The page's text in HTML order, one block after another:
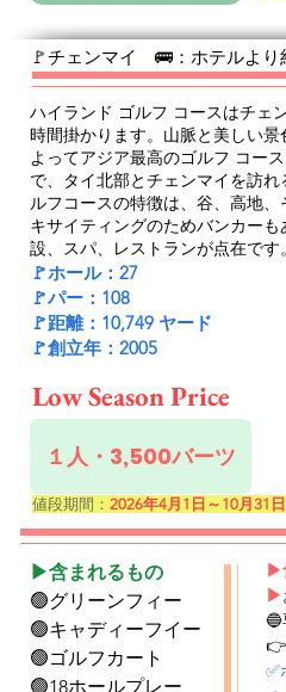
​🚩チェンマイ 🚌：ホテルより
ハイランド ゴルフ コースはチェ
時間掛かります。 山脈と美しい
よってアジア最高のゴルフ コー
で、タイ北部とチェンマイを訪
ルフコースの特徴は、谷、高地、
キサイティングのためバンカーも
設、スパ、レストランが点在で
🚩ホール：27
🚩パー：108
🚩距離：10,749 ヤード
🚩創立年：2005
Low Season Price
１人・3,500バーツ
値段期間： 2026年4月1日～10月31
▶含まれるもの
🟢グリーンフィー
🟢キャディーフイー
🟢ゴルフカート
🟢18ホールプレー
▶
▶
🔵
👉
✅